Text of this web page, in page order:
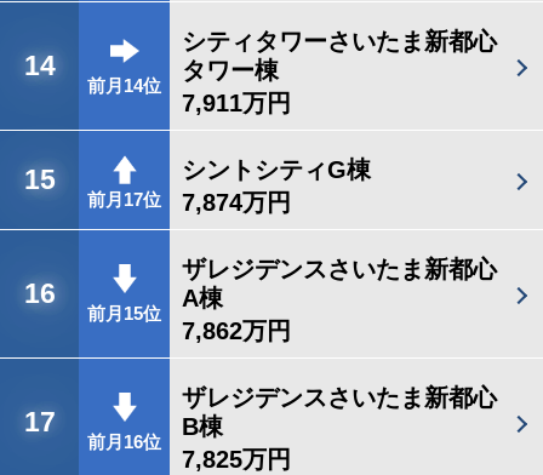
14
前月14位
シティタワーさいたま新都心
タワー棟
7,911万円
15
前月17位
シントシティG棟
7,874万円
16
前月15位
ザレジデンスさいたま新都心
A棟
7,862万円
17
前月16位
ザレジデンスさいたま新都心
B棟
7,825万円